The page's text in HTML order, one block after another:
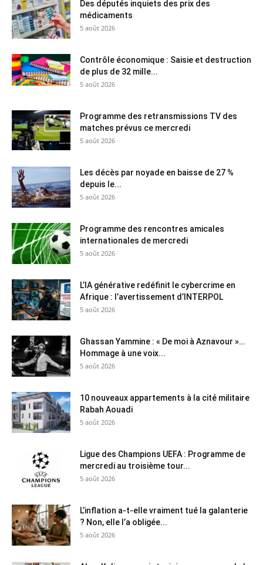
Des députés inquiets des prix des
médicaments
5 août 2026
Contrôle économique : Saisie et destruction
de plus de 32 mille...
5 août 2026
Programme des retransmissions TV des
matches prévus ce mercredi
5 août 2026
Les décès par noyade en baisse de 27 %
depuis le...
5 août 2026
Programme des rencontres amicales
internationales de mercredi
5 août 2026
L’IA générative redéfinit le cybercrime en
Afrique : l’avertissement d’INTERPOL
5 août 2026
Ghassan Yammine : « De moi à Aznavour »…
Hommage à une voix...
5 août 2026
10 nouveaux appartements à la cité militaire
Rabah Aouadi
5 août 2026
Ligue des Champions UEFA : Programme de
mercredi au troisième tour...
5 août 2026
L’inflation a-t-elle vraiment tué la galanterie
? Non, elle l’a obligée...
5 août 2026